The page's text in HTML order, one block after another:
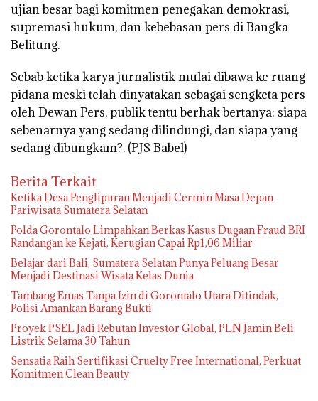
ujian besar bagi komitmen penegakan demokrasi,
supremasi hukum, dan kebebasan pers di Bangka
Belitung.
Sebab ketika karya jurnalistik mulai dibawa ke ruang
pidana meski telah dinyatakan sebagai sengketa pers
oleh Dewan Pers, publik tentu berhak bertanya: siapa
sebenarnya yang sedang dilindungi, dan siapa yang
sedang dibungkam?. (PJS Babel)
Berita Terkait
Ketika Desa Penglipuran Menjadi Cermin Masa Depan
Pariwisata Sumatera Selatan
Polda Gorontalo Limpahkan Berkas Kasus Dugaan Fraud BRI
Randangan ke Kejati, Kerugian Capai Rp1,06 Miliar
Belajar dari Bali, Sumatera Selatan Punya Peluang Besar
Menjadi Destinasi Wisata Kelas Dunia
Tambang Emas Tanpa Izin di Gorontalo Utara Ditindak,
Polisi Amankan Barang Bukti
Proyek PSEL Jadi Rebutan Investor Global, PLN Jamin Beli
Listrik Selama 30 Tahun
Sensatia Raih Sertifikasi Cruelty Free International, Perkuat
Komitmen Clean Beauty